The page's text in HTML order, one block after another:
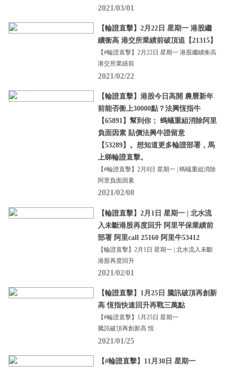
2021/03/01
【輪證直擊】2月22日 星期一 港股繼
續衝高 港交所業績前破頂追【21315】
【#輪證直擊】2月22日 星期一 港股繼續衝高
港交所業績前
2021/02/22
【輪證直擊】港股今日高開 農曆新年
前能否衝上30000點？法興恆指牛
【65891】幫到你； 螞蟻重組消除阿里
負面因素 貼價法興牛證留意
【53289】。想知道更多輪證部署，馬
上睇輪證直擊。
【#輪證直擊】2月8日 星期一 | 螞蟻重組消除
阿里負面因素
2021/02/08
【輪證直擊】2月1日 星期一 | 北水流
入未斷港股再度回升 阿里平保業績前
部署 阿里call 25160 阿里牛53412
【輪證直擊】2月1日 星期一 | 北水流入未斷
港股再度回升
2021/02/01
【輪證直擊】1月25日 騰訊破頂再創新
高 恆指快速回升再戰三萬點
【#輪證直擊】1月25日 星期一
騰訊破頂再創新高 恆
2021/01/25
【#輪證直擊】11月30日 星期一